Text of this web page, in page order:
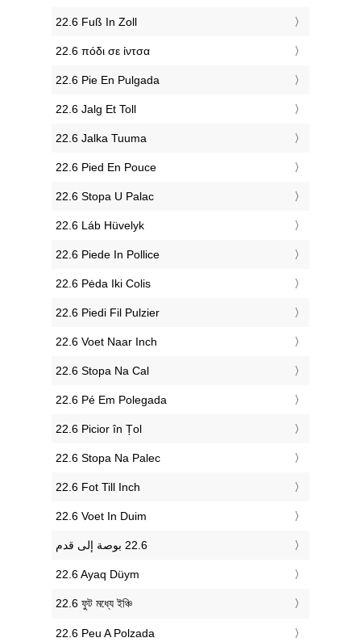
‎22.6 Fuß In Zoll
‎22.6 πόδι σε ίντσα
‎22.6 Pie En Pulgada
‎22.6 Jalg Et Toll
‎22.6 Jalka Tuuma
‎22.6 Pied En Pouce
‎22.6 Stopa U Palac
‎22.6 Láb Hüvelyk
‎22.6 Piede In Pollice
‎22.6 Pėda Iki Colis
‎22.6 Piedi Fil Pulzier
‎22.6 Voet Naar Inch
‎22.6 Stopa Na Cal
‎22.6 Pé Em Polegada
‎22.6 Picior în Țol
‎22.6 Stopa Na Palec
‎22.6 Fot Till Inch
‎22.6 Voet In Duim
‎22.6 Ayaq Düym
‎22.6 ফুট মধ্যে ইঞ্চি
‎22.6 Peu A Polzada